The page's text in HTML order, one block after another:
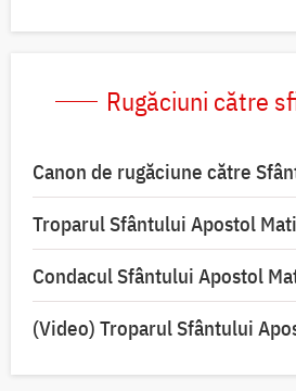
Rugăciuni către
Canon de rugăciune către
Troparul Sfântului Apostol
Condacul Sfântului Apostol
(Video) Troparul Sfântului